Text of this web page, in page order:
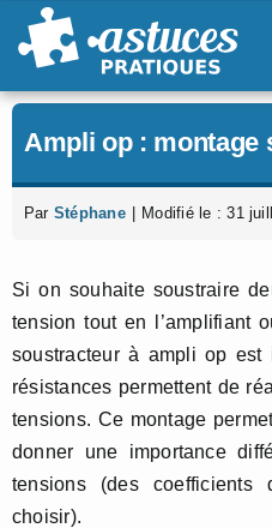
Passer
au
Ampli op : montage
Par Stéphane Modifié le : 31
Si on souhaite soustraire
tension tout en l’amplifiant
soustracteur à ampli op
résistances permettent de
tensions. Ce montage
donner une importance
tensions (des coefficients
choisir).